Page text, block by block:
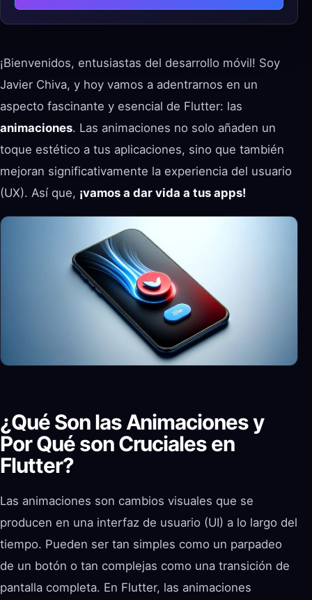
¡Bienvenidos, entusiastas del desarrollo móvil! Soy
Javier Chiva, y hoy vamos a adentrarnos en un
aspecto fascinante y esencial de Flutter: las
animaciones. Las animaciones no solo añaden un
toque estético a tus aplicaciones, sino que también
mejoran significativamente la experiencia del usuario
(UX). Así que, ¡vamos a dar vida a tus apps!
¿Qué Son las Animaciones y
Por Qué son Cruciales en
Flutter?
Las animaciones son cambios visuales que se
producen en una interfaz de usuario (UI) a lo largo del
tiempo. Pueden ser tan simples como un parpadeo
de un botón o tan complejas como una transición de
pantalla completa. En Flutter, las animaciones